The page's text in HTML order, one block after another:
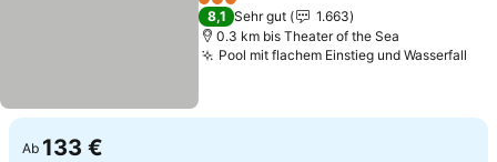
Preise sehen
3 Sterne
8,1 Sehr gut
1.663
0.3 km bis Theater of the Sea
Pool mit flachem Einstieg und Wasserfall
Ab 133 €